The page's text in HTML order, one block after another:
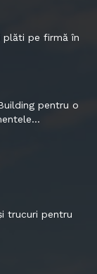
plăti pe firmă în
pentru o
trucuri pentru